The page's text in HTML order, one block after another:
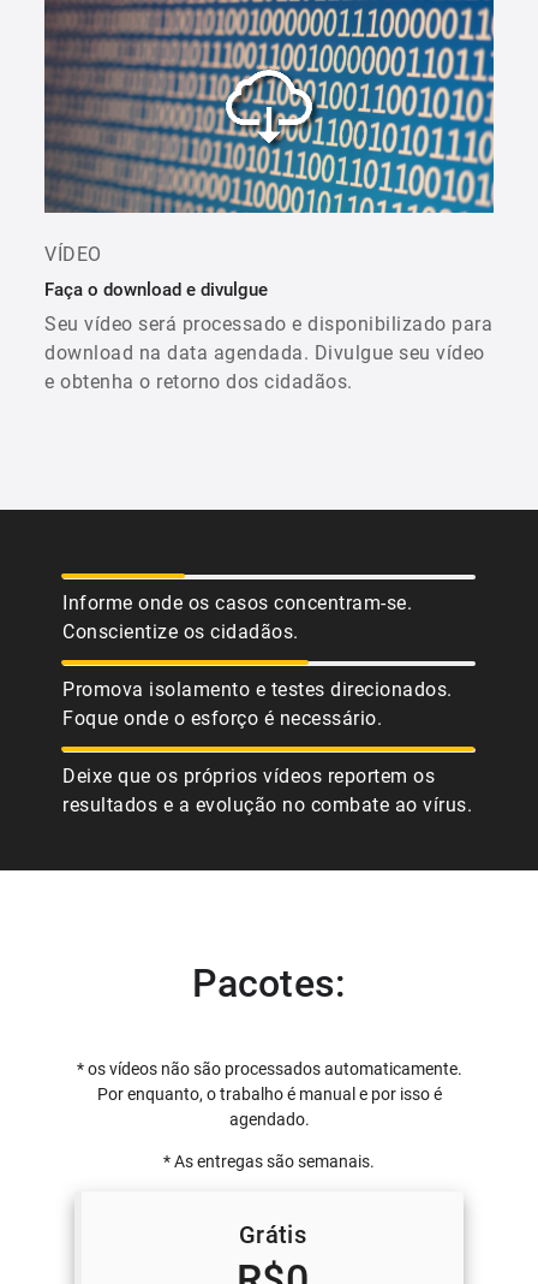
VÍDEO
Faça o download e divulgue
Seu vídeo será processado e disponibilizado para
download na data agendada. Divulgue seu vídeo
e obtenha o retorno dos cidadãos.
Informe onde os casos concentram-se.
Conscientize os cidadãos.
Promova isolamento e testes direcionados.
Foque onde o esforço é necessário.
Deixe que os próprios vídeos reportem os
resultados e a evolução no combate ao vírus.
Pacotes:
* os vídeos não são processados automaticamente.
Por enquanto, o trabalho é manual e por isso é
agendado.
* As entregas são semanais.
Grátis